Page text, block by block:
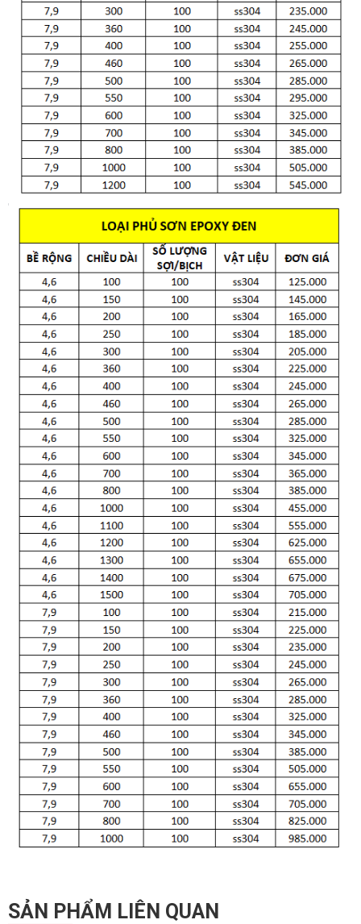
SẢN PHẨM LIÊN QUAN